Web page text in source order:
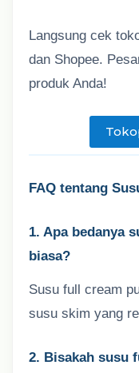
Langsung cek
dan Shopee.
produk Anda!
FAQ tentang
1. Apa bedanya
biasa?
Susu full cream
susu skim yang
2. Bisakah susu